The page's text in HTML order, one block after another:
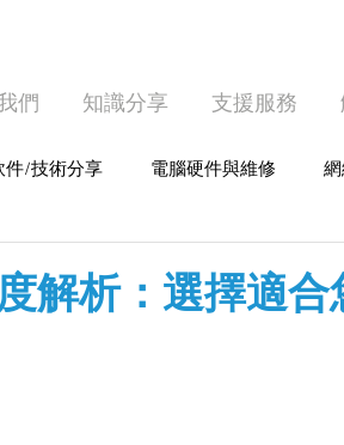
們 知識分享 支援服務
件/技術分享 電腦硬件與維修
解析：選擇適